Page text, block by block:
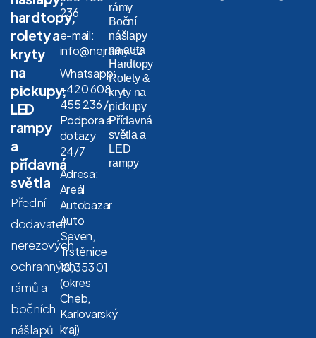
hardtopy,
rolety a
kryty
na
pickupy,
LED
rampy
a
přídavná
světla
Přední
dodavatel
nerezových
ochranných
rámů a
bočních
nášlapů
236
e-mail:
info@nejramy.cz
Whatsapp:
+420 608
455 236 /
Podpora a
dotazy
24/7
Adresa:
Areál
Autobazar
Auto
Seven,
Trstěnice
18, 353 01
(okres
Cheb,
Karlovarský
kraj)
rámy
Boční
nášlapy
na auta
Hardtopy
Rolety &
kryty na
pickupy
Přídavná
světla a
LED
rampy